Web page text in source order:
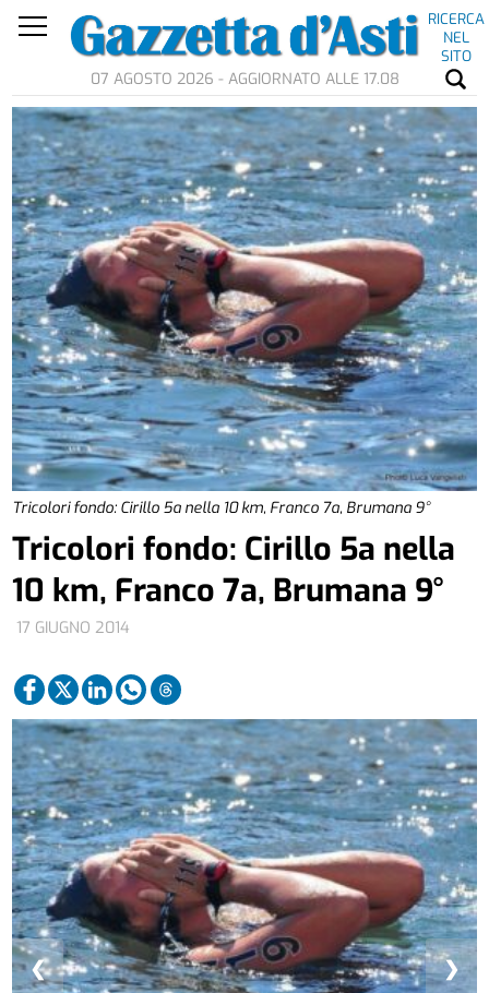
RICERCA
NEL
SITO
07 AGOSTO 2026 - AGGIORNATO ALLE 17.08
Tricolori fondo: Cirillo 5a nella 10 km, Franco 7a, Brumana 9°
17 GIUGNO 2014
Tricolori fondo: Cirillo 5a nella
10 km, Franco 7a, Brumana 9°
❮ ❯